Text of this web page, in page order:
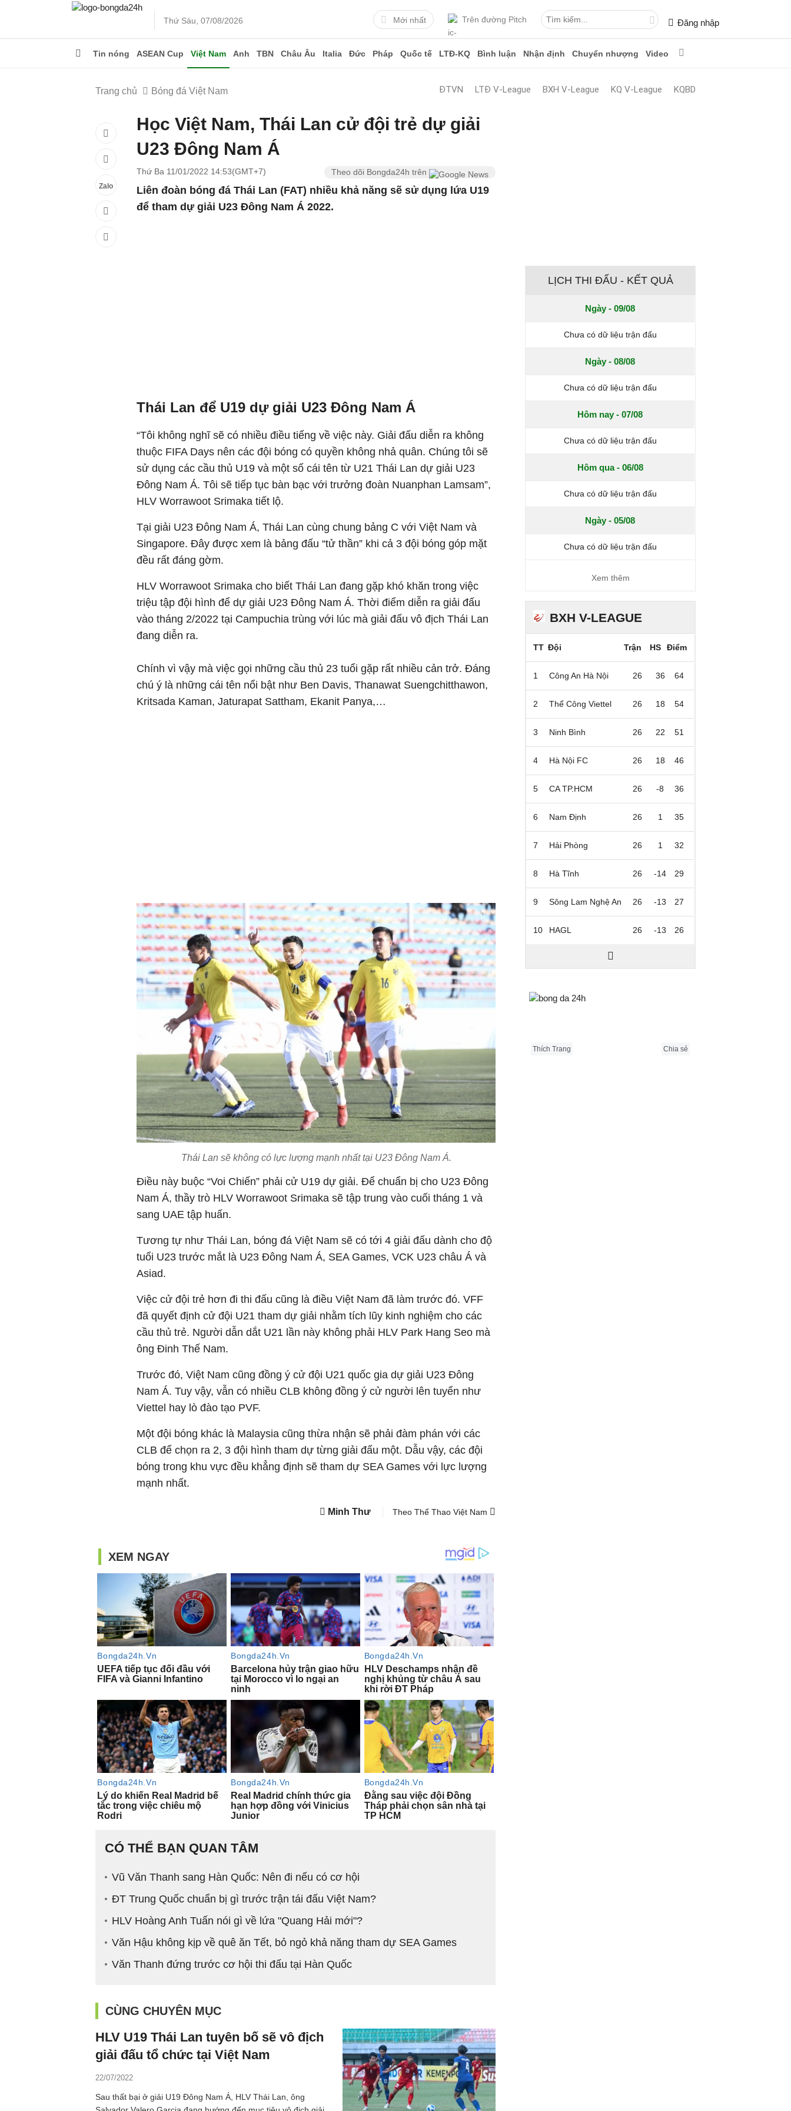
Thứ Sáu, 07/08/2026 Mới nhất Trên đường Pitch Đăng nhập
Tin nóng ASEAN Cup Việt Nam Anh TBN Châu Âu Italia Đức Pháp Quốc tế LTĐ-KQ Bình luận Nhận định Chuyển nhượng Video
Trang chủ Bóng đá Việt Nam ĐTVN LTĐ V-League BXH V-League KQ V-League KQBD
Zalo
Học Việt Nam, Thái Lan cử đội trẻ dự giải
U23 Đông Nam Á
Thứ Ba 11/01/2022 14:53(GMT+7) Theo dõi Bongda24h trên
Liên đoàn bóng đá Thái Lan (FAT) nhiều khả năng sẽ sử dụng lứa U19
để tham dự giải U23 Đông Nam Á 2022.
Thái Lan để U19 dự giải U23 Đông Nam Á
“Tôi không nghĩ sẽ có nhiều điều tiếng về việc này. Giải đấu diễn ra không
thuộc FIFA Days nên các đội bóng có quyền không nhả quân. Chúng tôi sẽ
sử dụng các cầu thủ U19 và một số cái tên từ U21 Thái Lan dự giải U23
Đông Nam Á. Tôi sẽ tiếp tục bàn bạc với trưởng đoàn Nuanphan Lamsam”,
HLV Worrawoot Srimaka tiết lộ.
Tại giải U23 Đông Nam Á, Thái Lan cùng chung bảng C với Việt Nam và
Singapore. Đây được xem là bảng đấu “tử thần” khi cả 3 đội bóng góp mặt
đều rất đáng gờm.
HLV Worrawoot Srimaka cho biết Thái Lan đang gặp khó khăn trong việc
triệu tập đội hình để dự giải U23 Đông Nam Á. Thời điểm diễn ra giải đấu
vào tháng 2/2022 tại Campuchia trùng với lúc mà giải đấu vô địch Thái Lan
đang diễn ra.
Chính vì vậy mà việc gọi những cầu thủ 23 tuổi gặp rất nhiều cản trở. Đáng
chú ý là những cái tên nổi bật như Ben Davis, Thanawat Suengchitthawon,
Kritsada Kaman, Jaturapat Sattham, Ekanit Panya,…
Thái Lan sẽ không có lực lượng mạnh nhất tại U23 Đông Nam Á.
Điều này buộc “Voi Chiến” phải cử U19 dự giải. Để chuẩn bị cho U23 Đông
Nam Á, thầy trò HLV Worrawoot Srimaka sẽ tập trung vào cuối tháng 1 và
sang UAE tập huấn.
Tương tự như Thái Lan, bóng đá Việt Nam sẽ có tới 4 giải đấu dành cho độ
tuổi U23 trước mắt là U23 Đông Nam Á, SEA Games, VCK U23 châu Á và
Asiad.
Việc cử đội trẻ hơn đi thi đấu cũng là điều Việt Nam đã làm trước đó. VFF
đã quyết định cử đội U21 tham dự giải nhằm tích lũy kinh nghiệm cho các
cầu thủ trẻ. Người dẫn dắt U21 lần này không phải HLV Park Hang Seo mà
ông Đinh Thế Nam.
Trước đó, Việt Nam cũng đồng ý cử đội U21 quốc gia dự giải U23 Đông
Nam Á. Tuy vậy, vẫn có nhiều CLB không đồng ý cử người lên tuyển như
Viettel hay lò đào tạo PVF.
Một đội bóng khác là Malaysia cũng thừa nhận sẽ phải đàm phán với các
CLB để chọn ra 2, 3 đội hình tham dự từng giải đấu một. Dẫu vậy, các đội
bóng trong khu vực đều khẳng định sẽ tham dự SEA Games với lực lượng
mạnh nhất.
Minh Thư Theo Thể Thao Việt Nam
CÓ THỂ BẠN QUAN TÂM
Vũ Văn Thanh sang Hàn Quốc: Nên đi nếu có cơ hội
ĐT Trung Quốc chuẩn bị gì trước trận tái đấu Việt Nam?
HLV Hoàng Anh Tuấn nói gì về lứa "Quang Hải mới"?
Văn Hậu không kịp về quê ăn Tết, bỏ ngỏ khả năng tham dự SEA Games
Văn Thanh đứng trước cơ hội thi đấu tại Hàn Quốc
CÙNG CHUYÊN MỤC
HLV U19 Thái Lan tuyên bố sẽ vô địch
giải đấu tổ chức tại Việt Nam
22/07/2022
Sau thất bại ở giải U19 Đông Nam Á, HLV Thái Lan, ông
LỊCH THI ĐẤU - KẾT QUẢ
Ngày - 09/08
Chưa có dữ liệu trận đấu
Ngày - 08/08
Chưa có dữ liệu trận đấu
Hôm nay - 07/08
Chưa có dữ liệu trận đấu
Hôm qua - 06/08
Chưa có dữ liệu trận đấu
Ngày - 05/08
Chưa có dữ liệu trận đấu
Xem thêm
BXH V-LEAGUE
TT Đội Trận HS Điểm
1 Công An Hà Nội 26 36 64
2 Thể Công Viettel 26 18 54
3 Ninh Bình 26 22 51
4 Hà Nội FC 26 18 46
5 CA TP.HCM 26 -8 36
6 Nam Định 26 1 35
7 Hải Phòng 26 1 32
8 Hà Tĩnh 26 -14 29
9 Sông Lam Nghệ An 26 -13 27
10 HAGL 26 -13 26
Thích Trang Chia sẻ